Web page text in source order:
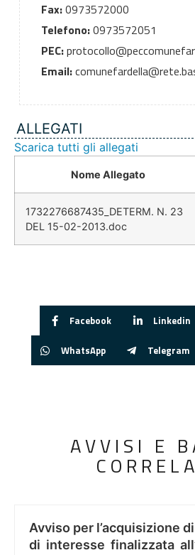
Fax:0973572000
Telefono:0973572051
PEC:
Email:
ALLEGATI
Scarica tutti gli allegati
Nome Allegato
1732276687435_DETERM. N. 23
DEL 15-02-2013.doc
Facebook Linkedin
WhatsApp Telegram
AVVISI E
Avviso per l’acquisizione
di interesse finalizzata